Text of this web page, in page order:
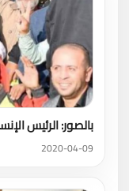
بالصور: الرئيس
2020-04-09